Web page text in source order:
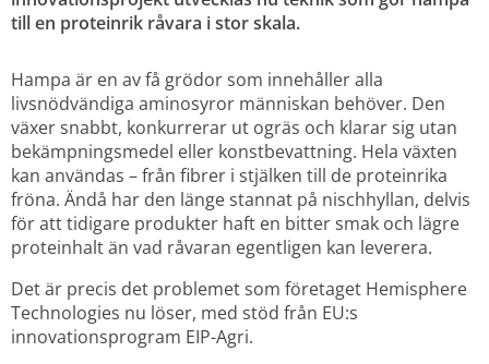
till en proteinrik råvara i stor skala.
Hampa är en av få grödor som innehåller alla
livsnödvändiga aminosyror människan behöver. Den
växer snabbt, konkurrerar ut ogräs och klarar sig utan
bekämpningsmedel eller konstbevattning. Hela växten
kan användas – från fibrer i stjälken till de proteinrika
fröna. Ändå har den länge stannat på nischhyllan, delvis
för att tidigare produkter haft en bitter smak och lägre
proteinhalt än vad råvaran egentligen kan leverera.
Det är precis det problemet som företaget Hemisphere
Technologies nu löser, med stöd från EU:s
innovationsprogram EIP-Agri.